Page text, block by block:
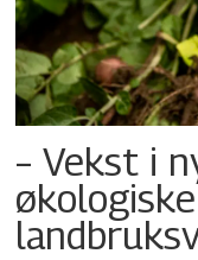
– Vekst i
økologiske